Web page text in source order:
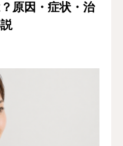
原因・症状・治